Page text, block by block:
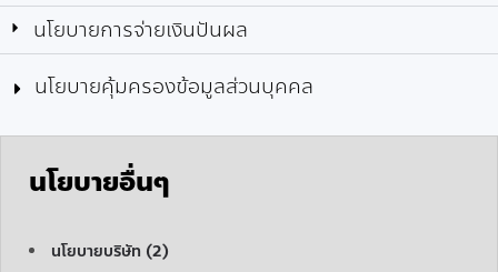
นโยบายการจ่ายเงินปันผล
นโยบายคุ้มครองข้อมูลส่วนบุคคล
นโยบายอื่นๆ
นโยบายบริษัท (2)